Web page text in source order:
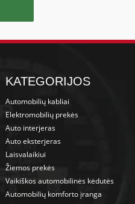
KATEGORIJOS
Automobilių kabliai
Elektromobilių prekės
Auto interjeras
Auto eksterjeras
Laisvalaikiui
Žiemos prekės
Vaikiškos automobilinės kėdutės
Automobilių komforto įranga